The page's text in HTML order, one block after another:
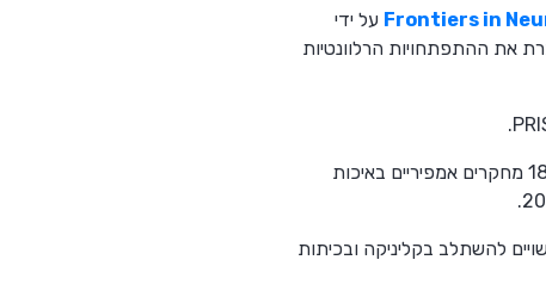
Frontiers in על ידי
את ההתפתחויות הרלוונטיות
הם סרקו ארבעה מאגרי מידע מובילים: PubMed, Scopus, Dialnet ו-Google Scholar וסיננו מתוכם 18 מחקרים אמפיריים באיכות
להשתלב בקליניקה ובכיתות